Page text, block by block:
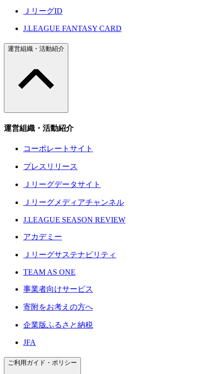
ＪリーグID
J.LEAGUE FANTASY CARD
運営組織・活動紹介
運営組織・活動紹介
コーポレートサイト
プレスリリース
Ｊリーグデータサイト
Ｊリーグメディアチャンネル
J.LEAGUE SEASON REVIEW
アカデミー
Ｊリーグサステナビリティ
TEAM AS ONE
事業者向けサービス
寄附をお考えの方へ
企業版ふるさと納税
JFA
ご利用ガイド・ポリシー